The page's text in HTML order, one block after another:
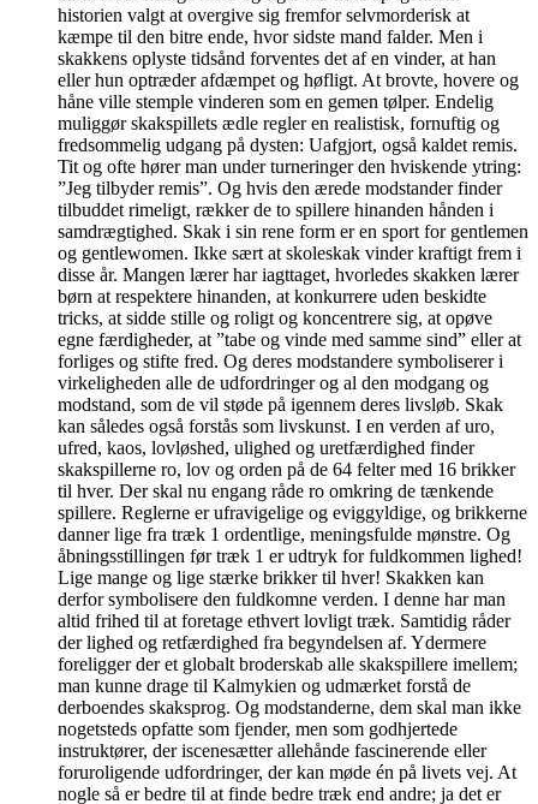
historien valgt at overgive sig fremfor selvmorderisk at
kæmpe til den bitre ende, hvor sidste mand falder. Men i
skakkens oplyste tidsånd forventes det af en vinder, at han
eller hun optræder afdæmpet og høfligt. At brovte, hovere og
håne ville stemple vinderen som en gemen tølper. Endelig
muliggør skakspillets ædle regler en realistisk, fornuftig og
fredsommelig udgang på dysten: Uafgjort, også kaldet remis.
Tit og ofte hører man under turneringer den hviskende ytring:
”Jeg tilbyder remis”. Og hvis den ærede modstander finder
tilbuddet rimeligt, rækker de to spillere hinanden hånden i
samdrægtighed. Skak i sin rene form er en sport for gentlemen
og gentlewomen. Ikke sært at skoleskak vinder kraftigt frem i
disse år. Mangen lærer har iagttaget, hvorledes skakken lærer
børn at respektere hinanden, at konkurrere uden beskidte
tricks, at sidde stille og roligt og koncentrere sig, at opøve
egne færdigheder, at ”tabe og vinde med samme sind” eller at
forliges og stifte fred. Og deres modstandere symboliserer i
virkeligheden alle de udfordringer og al den modgang og
modstand, som de vil støde på igennem deres livsløb. Skak
kan således også forstås som livskunst. I en verden af uro,
ufred, kaos, lovløshed, ulighed og uretfærdighed finder
skakspillerne ro, lov og orden på de 64 felter med 16 brikker
til hver. Der skal nu engang råde ro omkring de tænkende
spillere. Reglerne er ufravigelige og eviggyldige, og brikkerne
danner lige fra træk 1 ordentlige, meningsfulde mønstre. Og
åbningsstillingen før træk 1 er udtryk for fuldkommen lighed!
Lige mange og lige stærke brikker til hver! Skakken kan
derfor symbolisere den fuldkomne verden. I denne har man
altid frihed til at foretage ethvert lovligt træk. Samtidig råder
der lighed og retfærdighed fra begyndelsen af. Ydermere
foreligger der et globalt broderskab alle skakspillere imellem;
man kunne drage til Kalmykien og udmærket forstå de
derboendes skaksprog. Og modstanderne, dem skal man ikke
nogetsteds opfatte som fjender, men som godhjertede
instruktører, der iscenesætter allehånde fascinerende eller
foruroligende udfordringer, der kan møde én på livets vej. At
nogle så er bedre til at finde bedre træk end andre; ja det er